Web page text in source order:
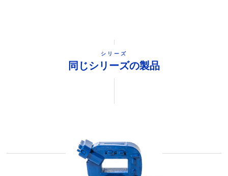
シリーズ
同じシリーズの製品